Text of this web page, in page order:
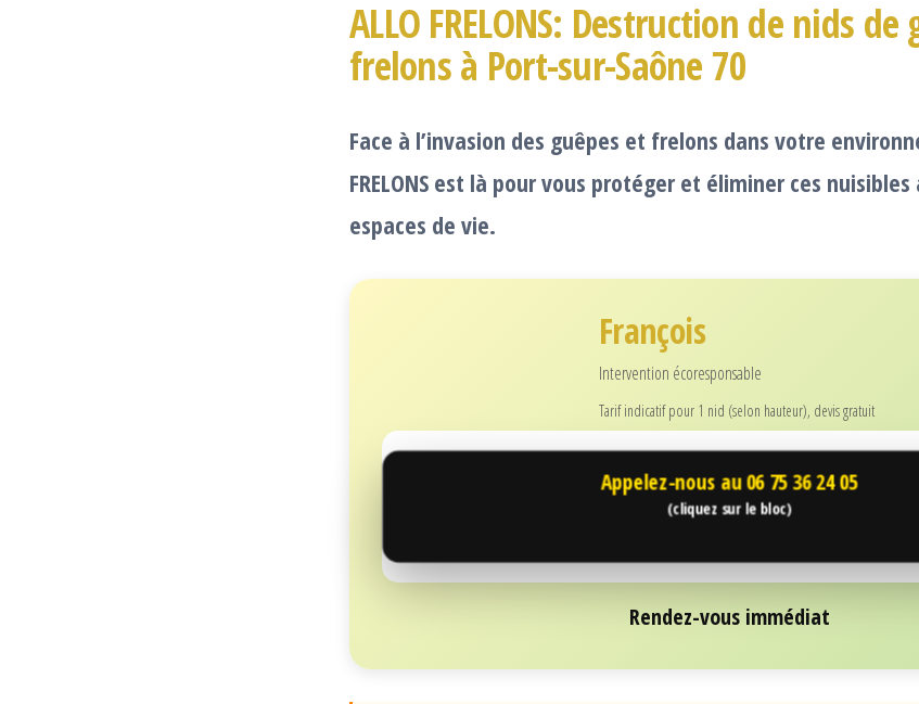
ALLO FRELONS: Destruction de nids
frelons à Port-sur-Saône 70
Face à l’invasion des guêpes et frelons dans votre
FRELONS est là pour vous protéger et éliminer ces
espaces de vie.
François
Intervention écoresponsable
Tarif indicatif pour 1 nid (selon hauteur), devis gratuit
Appelez-nous au06 75 36 24 05
(cliquez sur le bloc)
Rendez-vous immédiat